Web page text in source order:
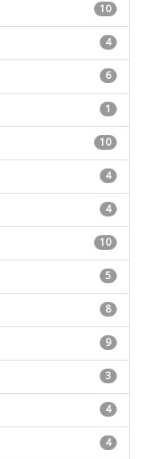
10
4
6
1
10
4
4
10
5
8
9
3
4
4